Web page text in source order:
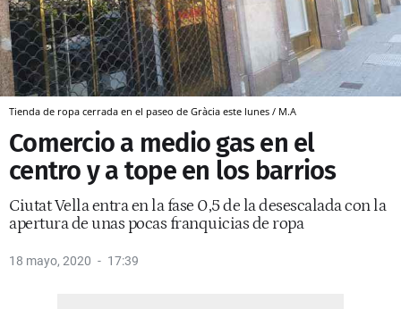
Tienda de ropa cerrada en el paseo de Gràcia este lunes / M.A
Comercio a medio gas en el
centro y a tope en los barrios
Ciutat Vella entra en la fase 0,5 de la desescalada con la
apertura de unas pocas franquicias de ropa
18 mayo, 2020 17:39